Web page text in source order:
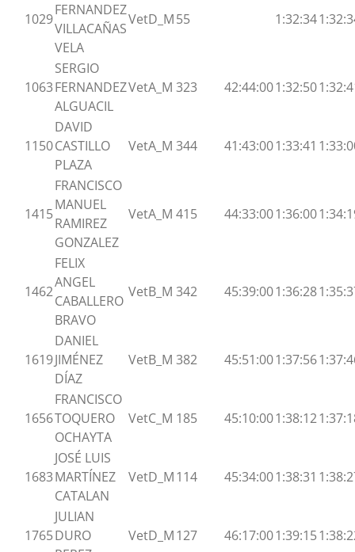
1029
FERNANDEZ
VILLACAÑAS
VELA
VetD_M55 1:32:34
1063
SERGIO
FERNANDEZ
ALGUACIL
VetA_M 323 42:44:001:32:50
1150
DAVID
CASTILLO
PLAZA
VetA_M 344 41:43:001:33:41
1415
FRANCISCO
MANUEL
RAMIREZ
GONZALEZ
VetA_M 415 44:33:001:36:00
1462
FELIX
ANGEL
CABALLERO
BRAVO
VetB_M 342 45:39:001:36:28
1619
DANIEL
JIMÉNEZ
DÍAZ
VetB_M 382 45:51:001:37:56
1656
FRANCISCO
TOQUERO
OCHAYTA
VetC_M 185 45:10:001:38:12
1683
JOSÉ LUIS
MARTÍNEZ
CATALAN
VetD_M114 45:34:001:38:31
1765
JULIAN
DURO
VetD_M127 46:17:001:39:15